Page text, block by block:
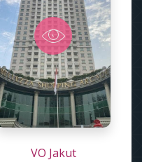
VO Jakut